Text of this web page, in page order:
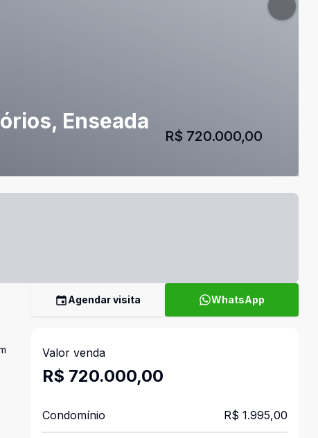
Enseada
R$ 720.000,00
Agendar visita WhatsApp
Valor venda
R$ 720.000,00
Condomínio R$ 1.995,00